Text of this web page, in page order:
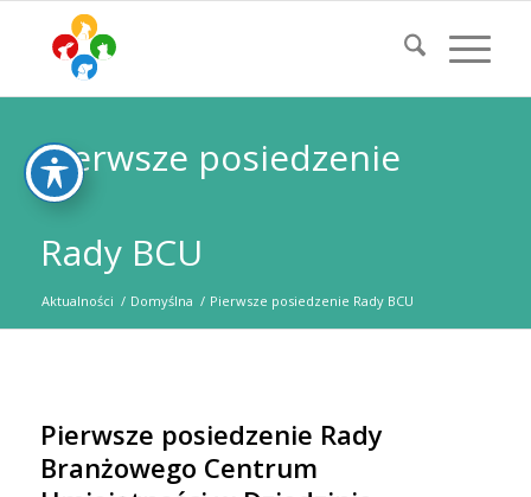
Pierwsze posiedzenie
Rady BCU
Aktualności / Domyślna / Pierwsze posiedzenie Rady BCU
Pierwsze posiedzenie Rady
Branżowego Centrum